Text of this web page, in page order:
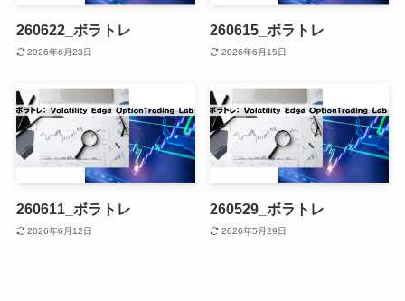
260622_ボラトレ
2026年6月23日
260615_ボラトレ
2026年6月15日
260611_ボラトレ
2026年6月12日
260529_ボラトレ
2026年5月29日